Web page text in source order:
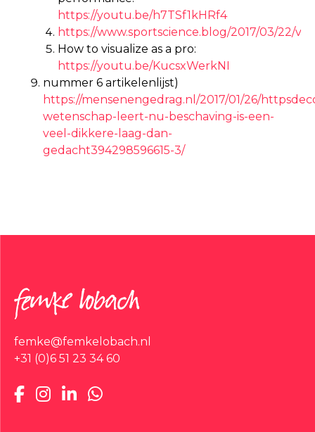
https://youtu.be/h7TSf1kHRf4
https://www.sportscience.blog/2017/03/22/
How to visualize as a pro:
https://youtu.be/KucsxWerkNI
nummer 6 artikelenlijst)
https://mensenengedrag.nl/2017/01/26/
wetenschap-leert-nu-beschaving-is-een-
veel-dikkere-laag-dan-
gedacht394298596615-3/
femke@femkelobach.nl
+31 (0)6 51 23 34 60